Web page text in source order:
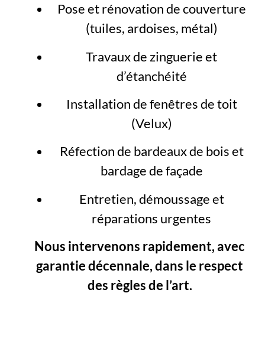
Pose et rénovation de couverture
(tuiles, ardoises, métal)
Travaux de zinguerie et
d’étanchéité
Installation de fenêtres de toit
(Velux)
Réfection de bardeaux de bois et
bardage de façade
Entretien, démoussage et
réparations urgentes
Nous intervenons rapidement, avec
garantie décennale, dans le respect
des règles de l’art.